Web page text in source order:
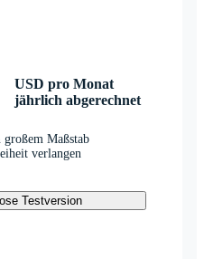
USD pro Monat
jährlich abgerechnet
Maßstab
verlangen
Testversion